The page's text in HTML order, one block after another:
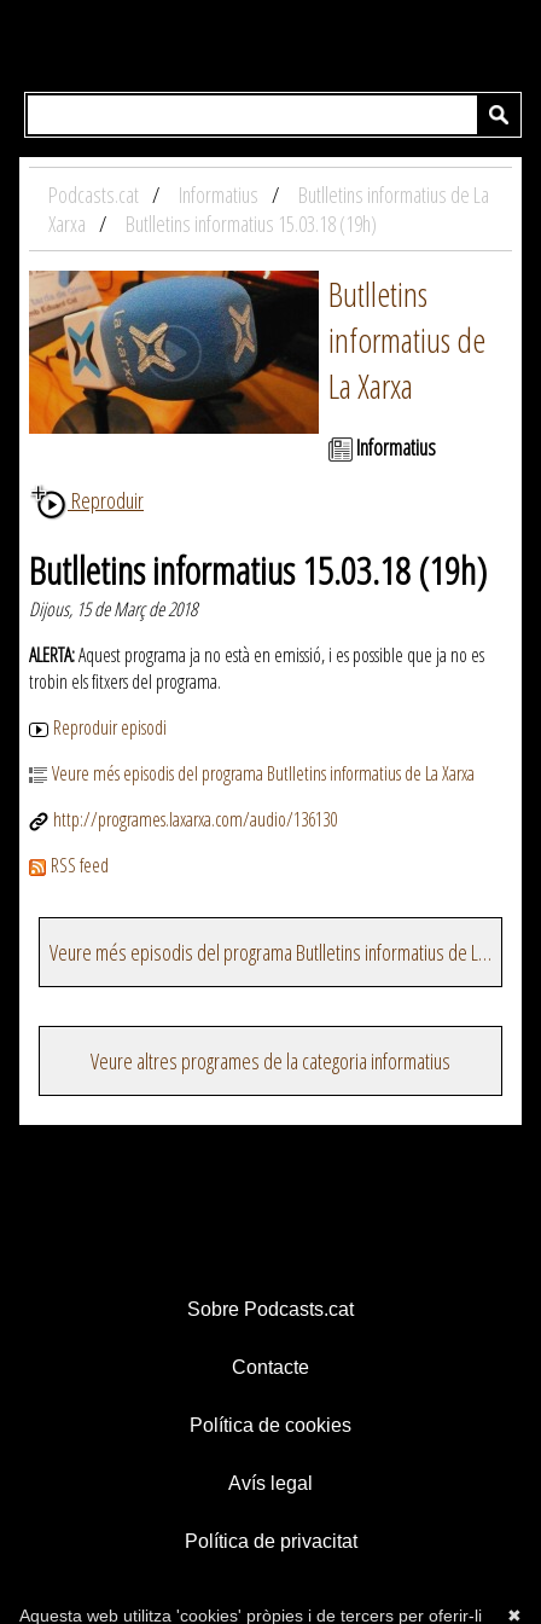
Podcasts.cat Informatius
Butlletins informatius de La
Xarxa
Butlletins informatius 15.03.18 (19h)
Butlletins
informatius de
La Xarxa
Informatius
Reproduir
Butlletins informatius 15.03.18 (19h)
Dijous, 15 de Març de 2018
ALERTA:Aquest programa ja no està en emissió, i es possible que ja no es
trobin els fitxers del programa.
Reproduir episodi
Veure més episodis del programa Butlletins informatius de La Xarxa
http://programes.laxarxa.com/audio/136130
RSS feed
Veure més episodis del programa Butlletins informatius de La Xarxa
Veure altres programes de la categoria informatius
Sobre Podcasts.cat
Contacte
Política de cookies
Avís legal
Política de privacitat
✖
Aquesta web utilitza 'cookies' pròpies i de tercers per oferir-li